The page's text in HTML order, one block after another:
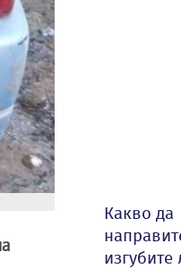
Какво да
изгубите